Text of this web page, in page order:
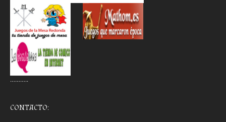
………..
CONTACTO: